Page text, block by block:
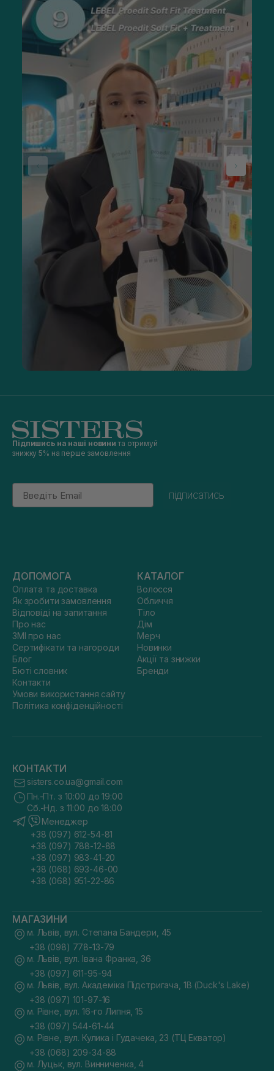
Підпишись на наші новини та отримуй
знижку 5% на перше замовлення
Email
підписатись
ДОПОМОГА
Оплата та доставка
Як зробити замовлення
Відповіді на запитання
Про нас
ЗМІ про нас
Сертифікати та нагороди
Блог
Бюті словник
Контакти
Умови використання сайту
Політика конфіденційності
КАТАЛОГ
Волосся
Обличчя
Тіло
Дім
Мерч
Новинки
Акції та знижки
Бренди
КОНТАКТИ
sisters.co.ua@gmail.com
Пн.-Пт. з 10:00 до 19:00
Сб.-Нд. з 11:00 до 18:00
Менеджер
+38 (097) 612-54-81
+38 (097) 788-12-88
+38 (097) 983-41-20
+38 (068) 693-46-00
+38 (068) 951-22-86
МАГАЗИНИ
м. Львів, вул. Степана Бандери, 45
+38 (098) 778-13-79
м. Львів, вул. Івана Франка, 36
+38 (097) 611-95-94
м. Львів, вул. Академіка Підстригача, 1В (Duck's Lake)
+38 (097) 101-97-16
м. Рівне, вул. 16-го Липня, 15
+38 (097) 544-61-44
м. Рівне, вул. Кулика і Гудачека, 23 (ТЦ Екватор)
+38 (068) 209-34-88
м. Луцьк, вул. Винниченка, 4